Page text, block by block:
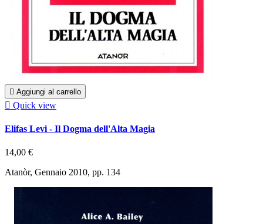
 Aggiungi al carrello
 Quick view
Elifas Levi - Il Dogma dell'Alta Magia
14,00 €
Atanòr, Gennaio 2010, pp. 134